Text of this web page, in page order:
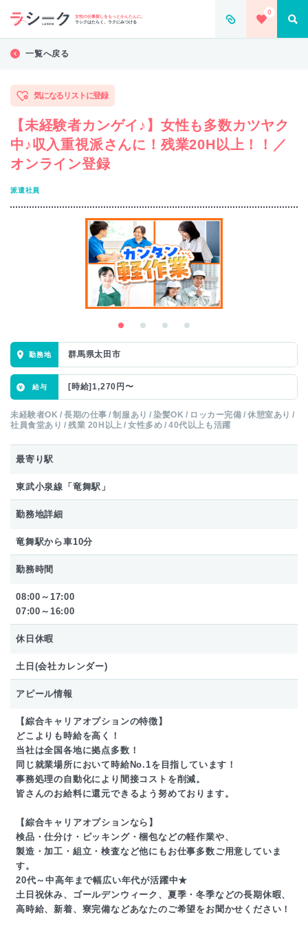
女性の仕事探しをもっとかんたんに。
ラシクはたらく、ラクにみつける
0
一覧へ戻る
気になるリストに登録
【未経験者カンゲイ♪】女性も多数カツヤク
中♪収入重視派さんに！残業20H以上！！／
オンライン登録
派遣社員
群馬県太田市
[時給]1,270円〜
未経験者OK 長期の仕事 制服あり 染髪OK ロッカー完備
休憩室あり
社員食堂あり
残業 20H以上 女性多め 40代以上も活躍
最寄り駅
東武小泉線「竜舞駅」
勤務地詳細
竜舞駅から車10分
勤務時間
08:00～17:00
07:00～16:00
休日休暇
土日(会社カレンダー)
アピール情報
【綜合キャリアオプションの特徴】
どこよりも時給を高く！
当社は全国各地に拠点多数！
同じ就業場所において時給No.1を目指しています！
事務処理の自動化により間接コストを削減。
皆さんのお給料に還元できるよう努めております。
【綜合キャリアオプションなら】
検品・仕分け・ピッキング・梱包などの軽作業や、
製造・加工・組立・検査など他にもお仕事多数ご用意していま
す。
20代～中高年まで幅広い年代が活躍中★
土日祝休み、ゴールデンウィーク、夏季・冬季などの長期休暇、
高時給、新着、寮完備などあなたのご希望をお聞かせください！